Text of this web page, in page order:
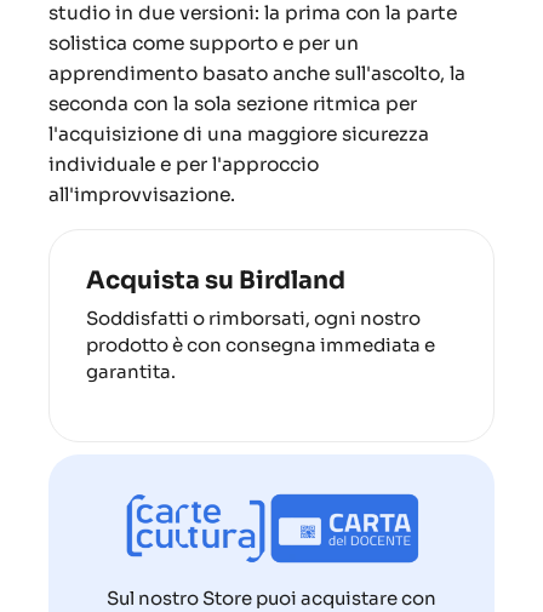
studio in due versioni: la prima con la parte
solistica come supporto e per un
apprendimento basato anche sull'ascolto, la
seconda con la sola sezione ritmica per
l'acquisizione di una maggiore sicurezza
individuale e per l'approccio
all'improvvisazione.
Acquista su Birdland
Soddisfatti o rimborsati, ogni nostro
prodotto è con consegna immediata e
garantita.
Sul nostro Store puoi acquistare con